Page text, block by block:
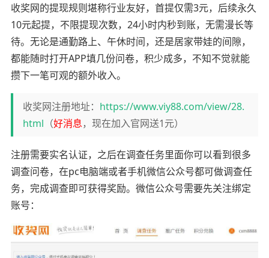
收奖网的提现规则堪称行业友好，首提仅需3元，后续永久
10元起提，不限提现次数，24小时内秒到账，无需漫长等
待。无论是通勤路上、午休时间，还是居家带娃的间隙，
都能随时打开APP填几份问卷，积少成多，不知不觉就能
攒下一笔可观的额外收入。
收奖网注册地址： https://www.viy88.com/view/28.
html （好消息，现在加入官网送1元）
注册需要实名认证，之后在调查任务里面你可以看到很多
调查问卷，在pc电脑端或者手机微信公众号都可做调查任
务，完成调查即可获得奖励。微信公众号需要先关注绑定
账号：